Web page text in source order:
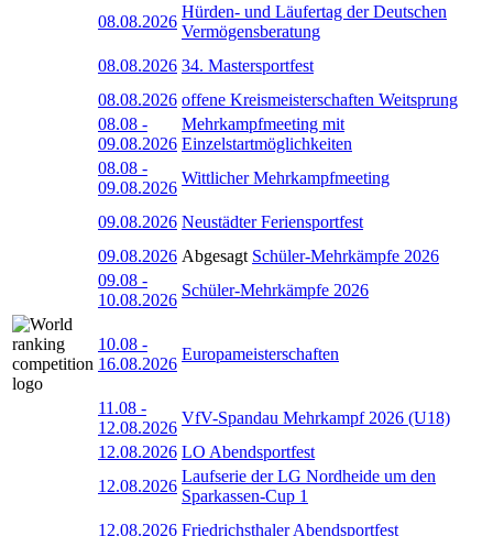
08.08.2026
Hürden- und Läufertag der Deutschen
Vermögensberatung
08.08.2026 34. Mastersportfest
08.08.2026 offene Kreismeisterschaften Weitsprung
08.08 -
09.08.2026
Mehrkampfmeeting mit
Einzelstartmöglichkeiten
08.08 -
09.08.2026
Wittlicher Mehrkampfmeeting
09.08.2026 Neustädter Feriensportfest
09.08.2026 Abgesagt Schüler-Mehrkämpfe 2026
09.08 -
10.08.2026
Schüler-Mehrkämpfe 2026
10.08 -
16.08.2026
Europameisterschaften
11.08 -
12.08.2026
VfV-Spandau Mehrkampf 2026 (U18)
12.08.2026 LO Abendsportfest
12.08.2026
Laufserie der LG Nordheide um den
Sparkassen-Cup 1
12.08.2026 Friedrichsthaler Abendsportfest